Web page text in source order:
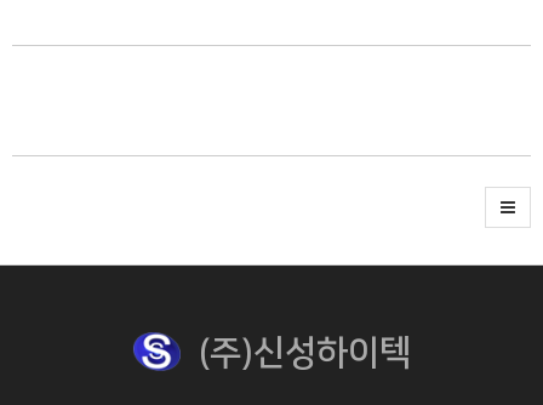
(주)신성하이텍